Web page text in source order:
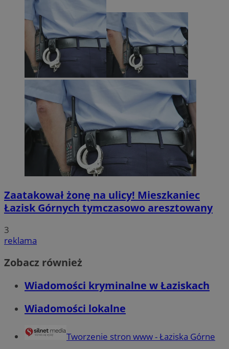
Zaatakował żonę na ulicy! Mieszkaniec
Łazisk Górnych tymczasowo aresztowany
3
reklama
Zobacz również
Wiadomości kryminalne w Łaziskach
Wiadomości lokalne
Tworzenie stron www - Łaziska Górne